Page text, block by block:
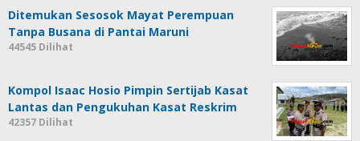
Ditemukan Sesosok Mayat Perempuan
Tanpa Busana di Pantai Maruni
44545 Dilihat
Kompol Isaac Hosio Pimpin Sertijab Kasat
Lantas dan Pengukuhan Kasat Reskrim
42357 Dilihat